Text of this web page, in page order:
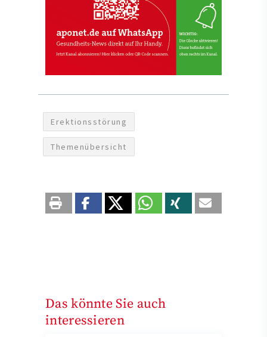
Erektionsstörung
Themenübersicht
Das könnte Sie auch
interessieren